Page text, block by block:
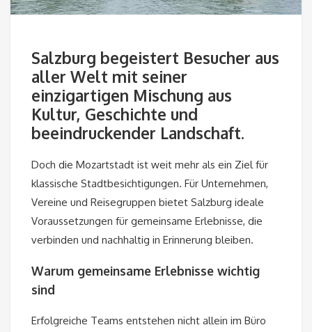
Salzburg begeistert Besucher aus
aller Welt mit seiner
einzigartigen Mischung aus
Kultur, Geschichte und
beeindruckender Landschaft.
Doch die Mozartstadt ist weit mehr als ein Ziel für
klassische Stadtbesichtigungen. Für Unternehmen,
Vereine und Reisegruppen bietet Salzburg ideale
Voraussetzungen für gemeinsame Erlebnisse, die
verbinden und nachhaltig in Erinnerung bleiben.
Warum gemeinsame Erlebnisse wichtig
sind
Erfolgreiche Teams entstehen nicht allein im Büro